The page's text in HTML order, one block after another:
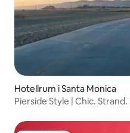
Hotellrum i Santa Monica
Pierside Style | Chic.